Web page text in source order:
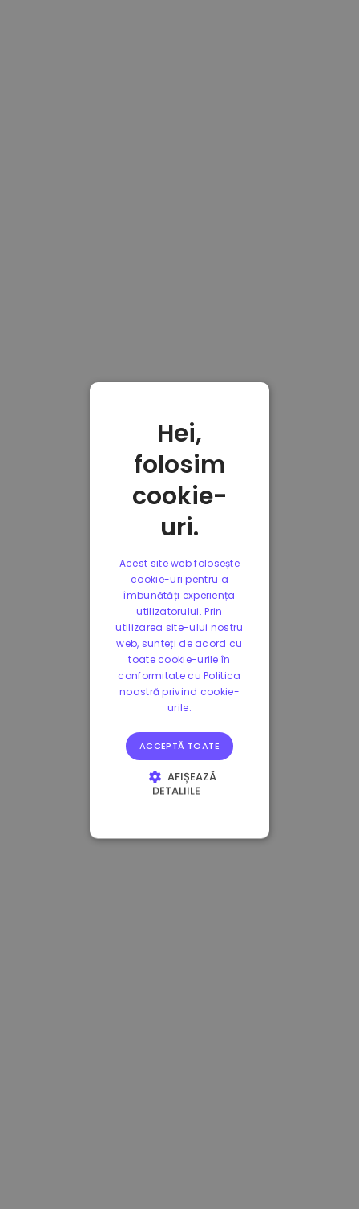
Hei,
folosim
cookie-
uri.
Acest site web folosește
cookie-uri pentru a
îmbunătăți experiența
utilizatorului. Prin
utilizarea site-ului nostru
web, sunteți de acord cu
toate cookie-urile în
conformitate cu Politica
noastră privind cookie-
urile.
ACCEPTĂ TOATE
AFIȘEAZĂ
DETALIILE